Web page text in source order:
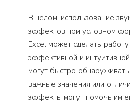
В целом, использование
эффектов при условном
Excel может сделать
эффективной и
могут быстро
важные значения или
эффекты могут помочь им